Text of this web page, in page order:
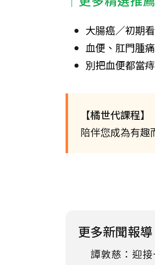
大腸癌／初期
血便、肛門腫
別把血便都當
【橘世代課程】
陪伴您成為有趣
更多新聞報導
譚敦慈：迎